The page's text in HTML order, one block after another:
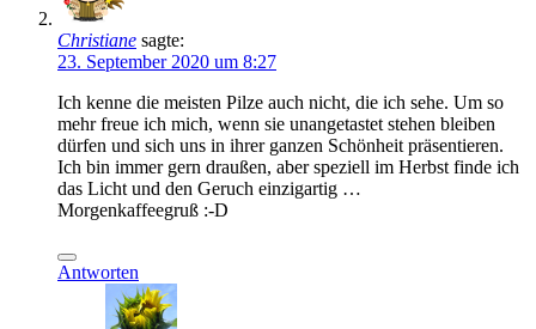
Christiane sagte:
23. September 2020 um 8:27
Ich kenne die meisten Pilze auch nicht, die ich sehe. Um so
mehr freue ich mich, wenn sie unangetastet stehen bleiben
dürfen und sich uns in ihrer ganzen Schönheit präsentieren.
Ich bin immer gern draußen, aber speziell im Herbst finde ich
das Licht und den Geruch einzigartig …
Morgenkaffeegruß :-D
Antworten